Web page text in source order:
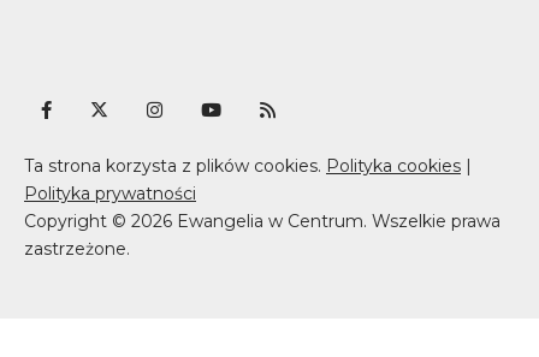
Ta strona korzysta z plików cookies. Polityka cookies |
Polityka prywatności
Copyright © 2026 Ewangelia w Centrum. Wszelkie prawa
zastrzeżone.